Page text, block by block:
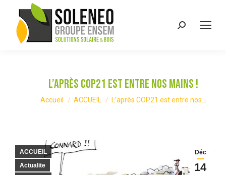
Recherche
L’après COP21 est entre nos mains !
Vous êtes ici :
Accueil ACCUEIL L’après COP21 est entre nos…
Déc
14
ACCUEIL
Actualite